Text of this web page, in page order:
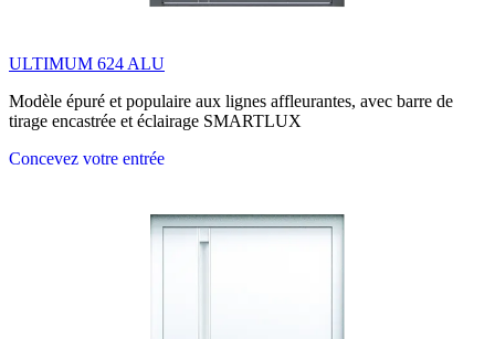
ULTIMUM 624 ALU
Modèle épuré et populaire aux lignes affleurantes, avec barre de
tirage encastrée et éclairage SMARTLUX
Concevez votre entrée